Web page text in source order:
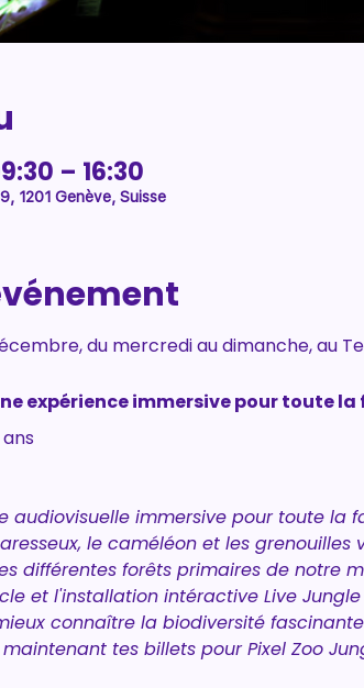
– 16:30
1201 Genève, Suisse
du mercredi au dimanche, au
expérience immersive pour toute
audiovisuelle immersive pour toute la
le caméléon et les grenouilles
différentes forêts primaires de notre
et l'installation intéractive Live
connaître la biodiversité
tes billets pour Pixel Zoo